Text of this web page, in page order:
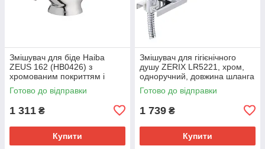
Змішувач для біде Haiba
ZEUS 162 (HB0426) з
хромованим покриттям і
гнучким підводом. (HB0426)
Готово до відправки
1 311 ₴
Купити
Змішувач для гігієнічного
душу ZERIX LR5221, хром,
одноручний, довжина шланга
120 см (ZX3048)
Готово до відправки
1 739 ₴
Купити